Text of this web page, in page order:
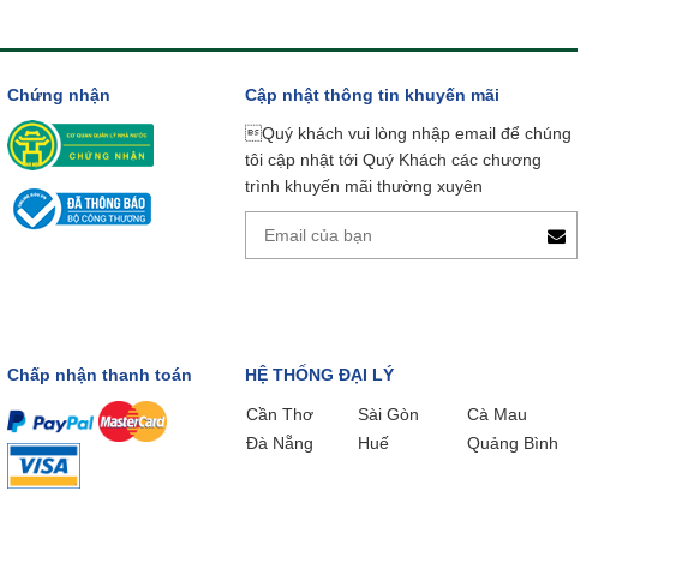
Chứng nhận
Cập nhật thông tin khuyến mãi
Quý khách vui lòng nhập email để chúng
tôi cập nhật tới Quý Khách các chương
trình khuyến mãi thường xuyên
Chấp nhận thanh toán HỆ THỐNG ĐẠI LÝ
Cần Thơ Sài Gòn
Cà Mau
Đà Nẵng
Huế Quảng Bình